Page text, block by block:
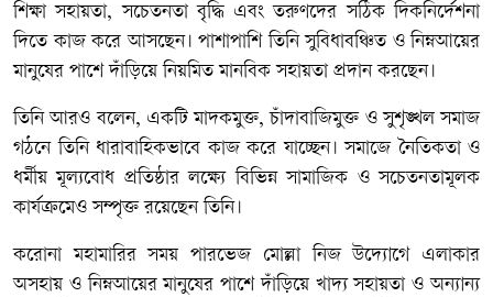
শিক্ষা সহায়তা, সচেতনতা বৃদ্ধি এবং তরুণদের সঠিক দিকনির্দেশনা
দিতে কাজ করে আসছেন। পাশাপাশি তিনি সুবিধাবঞ্চিত ও নিম্নআয়ের
মানুষের পাশে দাঁড়িয়ে নিয়মিত মানবিক সহায়তা প্রদান করছেন।
তিনি আরও বলেন, একটি মাদকমুক্ত, চাঁদাবাজিমুক্ত ও সুশৃঙ্খল সমাজ
গঠনে তিনি ধারাবাহিকভাবে কাজ করে যাচ্ছেন। সমাজে নৈতিকতা ও
ধর্মীয় মূল্যবোধ প্রতিষ্ঠার লক্ষ্যে বিভিন্ন সামাজিক ও সচেতনতামূলক
কার্যক্রমেও সম্পৃক্ত রয়েছেন তিনি।
করোনা মহামারির সময় পারভেজ মোল্লা নিজ উদ্যোগে এলাকার
অসহায় ও নিম্নআয়ের মানুষের পাশে দাঁড়িয়ে খাদ্য সহায়তা ও অন্যান্য